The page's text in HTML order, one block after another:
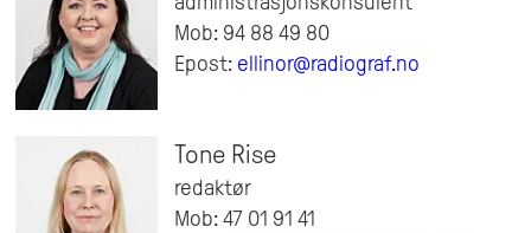
Mob: 94 88 49 80
Epost: ellinor@radiograf.no
Tone Rise
redaktør
Mob: 47 01 91 41